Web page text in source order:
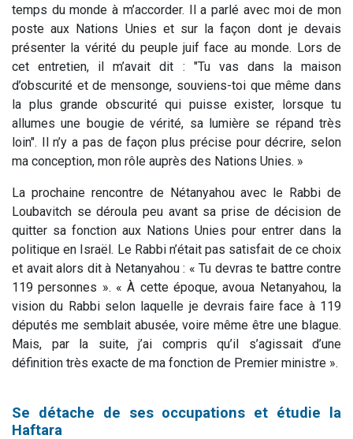
temps du monde à m’accorder. Il a parlé avec moi de mon
poste aux Nations Unies et sur la façon dont je devais
présenter la vérité du peuple juif face au monde. Lors de
cet entretien, il m’avait dit : "Tu vas dans la maison
d’obscurité et de mensonge, souviens-toi que même dans
la plus grande obscurité qui puisse exister, lorsque tu
allumes une bougie de vérité, sa lumière se répand très
loin". Il n’y a pas de façon plus précise pour décrire, selon
ma conception, mon rôle auprès des Nations Unies. »
La prochaine rencontre de Nétanyahou avec le Rabbi de
Loubavitch se déroula peu avant sa prise de décision de
quitter sa fonction aux Nations Unies pour entrer dans la
politique en Israël. Le Rabbi n’était pas satisfait de ce choix
et avait alors dit à Netanyahou : « Tu devras te battre contre
119 personnes ». « À cette époque, avoua Netanyahou, la
vision du Rabbi selon laquelle je devrais faire face à 119
députés me semblait abusée, voire même être une blague.
Mais, par la suite, j’ai compris qu’il s’agissait d’une
définition très exacte de ma fonction de Premier ministre ».
Se détache de ses occupations et étudie la
Haftara